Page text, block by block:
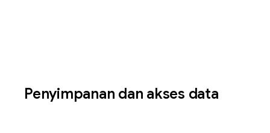
Penyimpanan dan akses data